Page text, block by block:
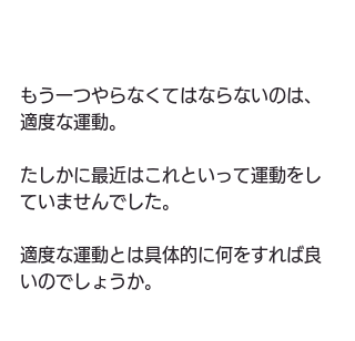
もう一つやらなくてはならないのは、
適度な運動。
たしかに最近はこれといって運動をし
ていませんでした。
適度な運動とは具体的に何をすれば良
いのでしょうか。